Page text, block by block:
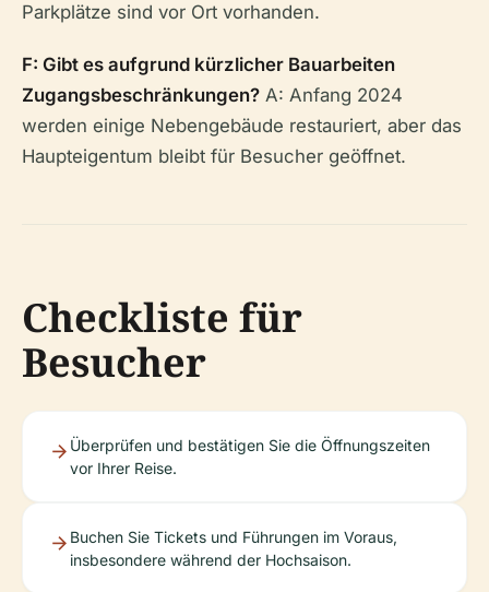
Parkplätze sind vor Ort vorhanden.
F: Gibt es aufgrund kürzlicher Bauarbeiten
Zugangsbeschränkungen? A: Anfang 2024
werden einige Nebengebäude restauriert, aber das
Haupteigentum bleibt für Besucher geöffnet.
Checkliste für
Besucher
Überprüfen und bestätigen Sie die Öffnungszeiten
vor Ihrer Reise.
Buchen Sie Tickets und Führungen im Voraus,
insbesondere während der Hochsaison.